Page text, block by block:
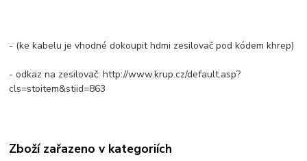
- (ke kabelu je vhodné dokoupit hdmi zesilovač pod kódem khrep)
- odkaz na zesilovač: http://www.krup.cz/default.asp?
cls=stoitem&stiid=863
Zboží zařazeno v kategoriích